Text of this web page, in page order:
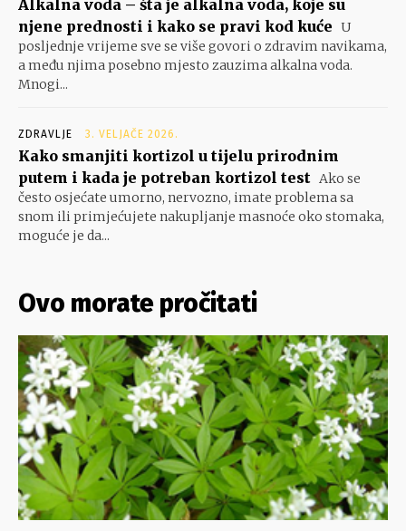
Alkalna voda – šta je alkalna voda, koje su
njene prednosti i kako se pravi kod kuće U
posljednje vrijeme sve se više govori o zdravim navikama,
a među njima posebno mjesto zauzima alkalna voda.
Mnogi...
ZDRAVLJE 3. VELJAČE 2026.
Kako smanjiti kortizol u tijelu prirodnim
putem i kada je potreban kortizol test Ako se
često osjećate umorno, nervozno, imate problema sa
snom ili primjećujete nakupljanje masnoće oko stomaka,
moguće je da...
Ovo morate pročitati